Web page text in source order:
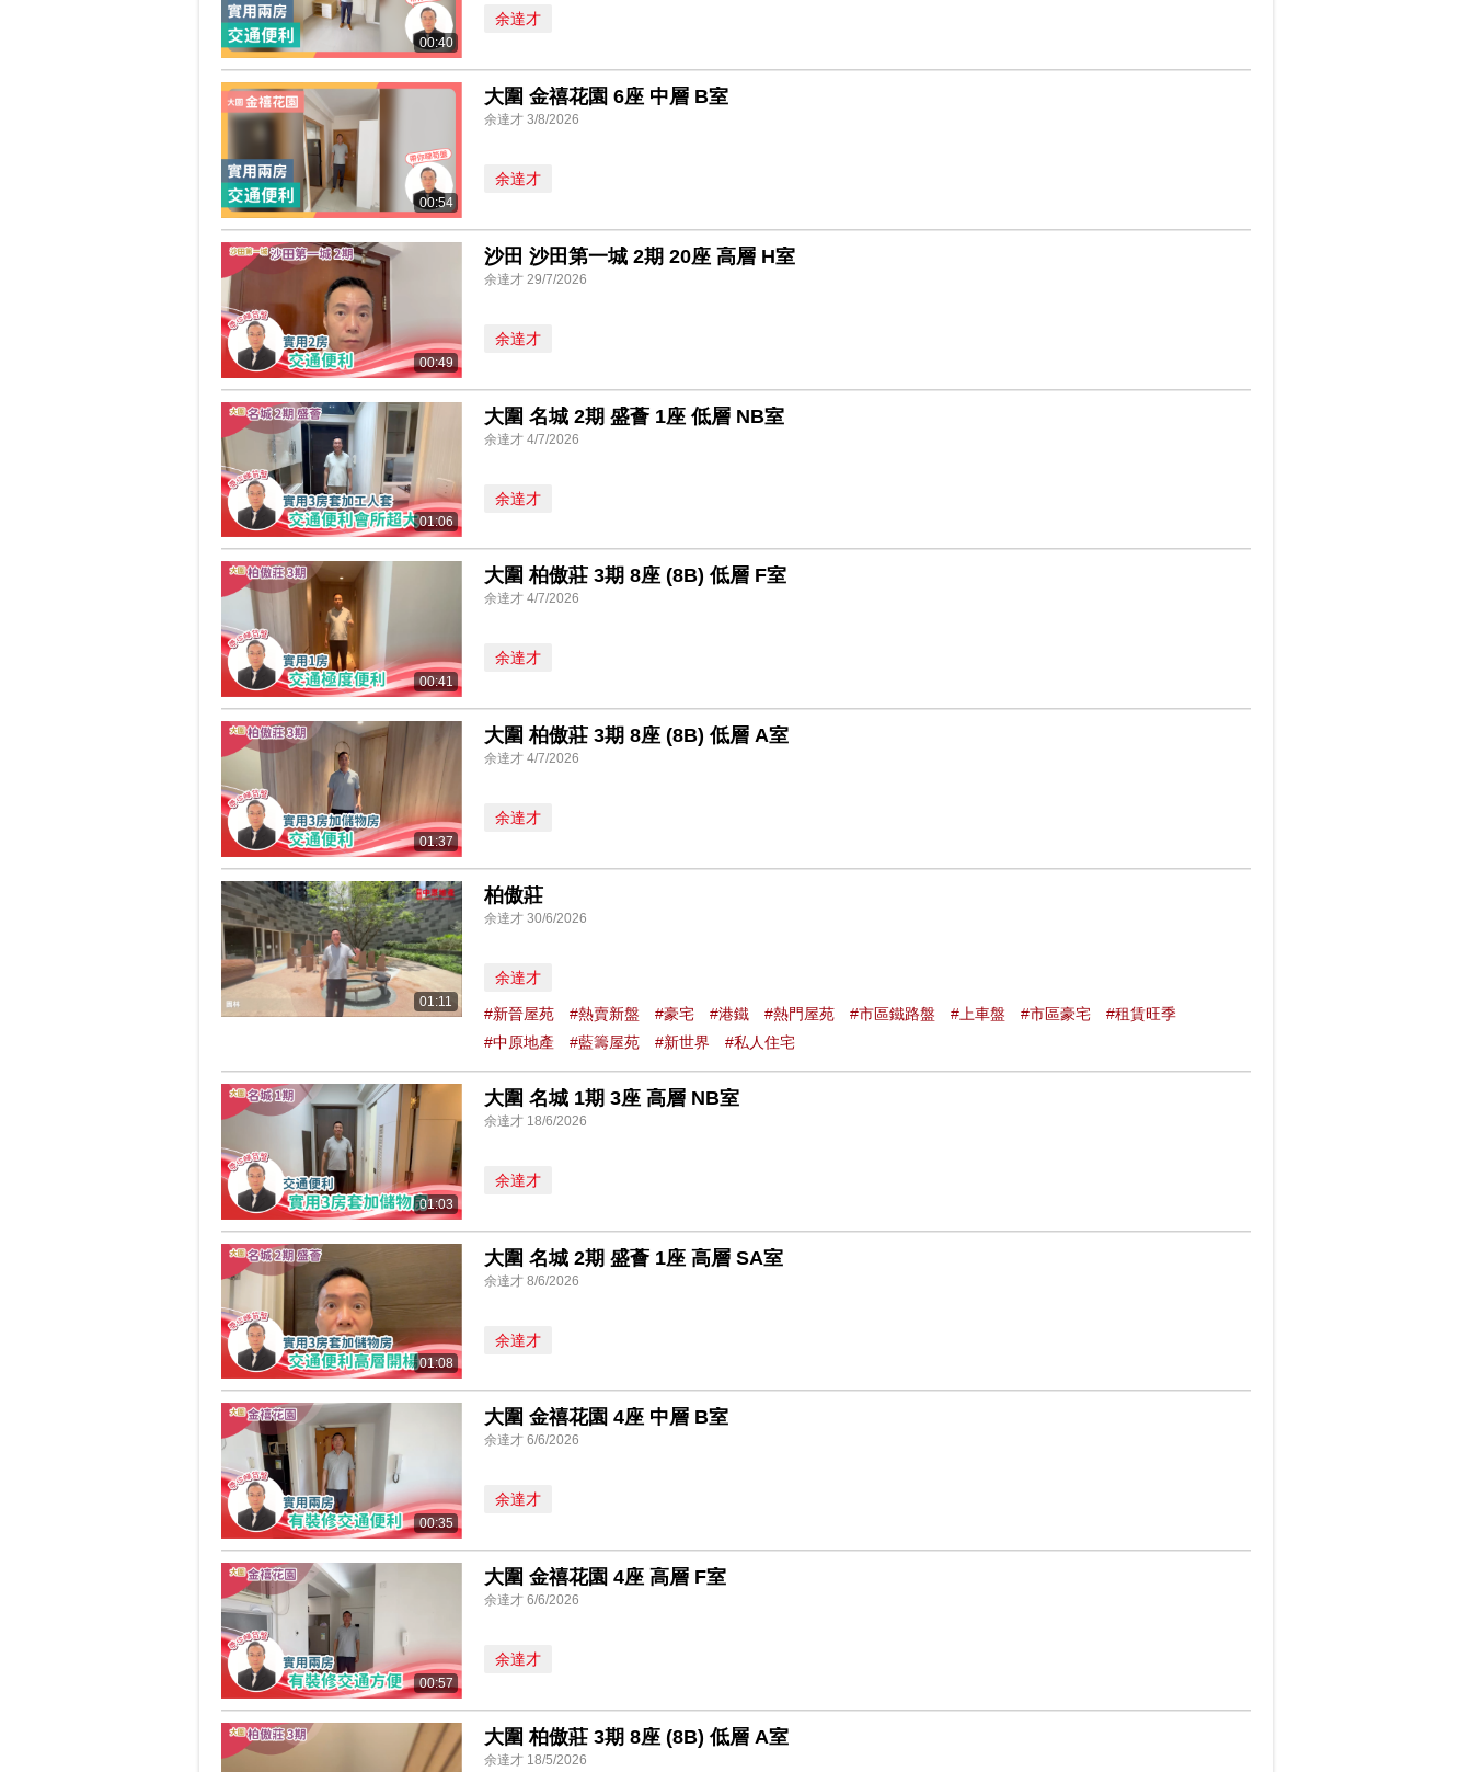
00:40
余達才
00:54
大圍 金禧花園 6座 中層 B室
余達才 3/8/2026
余達才
00:49
沙田 沙田第一城 2期 20座 高層 H室
余達才 29/7/2026
余達才
01:06
大圍 名城 2期 盛薈 1座 低層 NB室
余達才 4/7/2026
余達才
00:41
大圍 柏傲莊 3期 8座 (8B) 低層 F室
余達才 4/7/2026
余達才
01:37
大圍 柏傲莊 3期 8座 (8B) 低層 A室
余達才 4/7/2026
余達才
01:11
柏傲莊
余達才 30/6/2026
余達才
#新晉屋苑 #熱賣新盤 #豪宅 #港鐵 #熱門屋苑 #市區鐵路盤 #上車盤 #市區豪宅
#租賃旺季
#中原地產
#藍籌屋苑 #新世界 #私人住宅
01:03
大圍 名城 1期 3座 高層 NB室
余達才 18/6/2026
余達才
01:08
大圍 名城 2期 盛薈 1座 高層 SA室
余達才 8/6/2026
余達才
00:35
大圍 金禧花園 4座 中層 B室
余達才 6/6/2026
余達才
00:57
大圍 金禧花園 4座 高層 F室
余達才 6/6/2026
余達才
大圍 柏傲莊 3期 8座 (8B) 低層 A室
余達才 18/5/2026